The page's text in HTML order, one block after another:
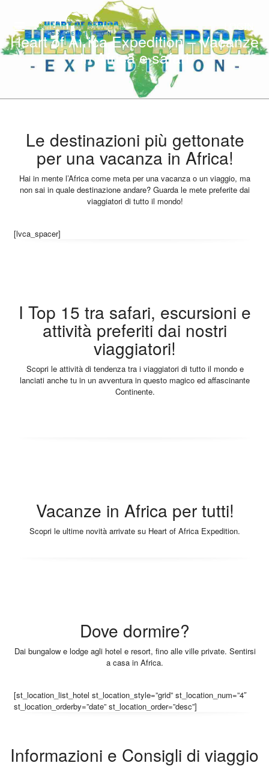
LOGIN
Heart of Africa Expedition – Vacanze
in Africa e safari
Le destinazioni più gettonate
per una vacanza in Africa!
Hai in mente l’Africa come meta per una vacanza o un viaggio, ma
non sai in quale destinazione andare? Guarda le mete preferite dai
viaggiatori di tutto il mondo!
[lvca_spacer]
I Top 15 tra safari, escursioni e
attività preferiti dai nostri
viaggiatori!
Scopri le attività di tendenza tra i viaggiatori di tutto il mondo e
lanciati anche tu in un avventura in questo magico ed affascinante
Continente.
Vacanze in Africa per tutti!
Scopri le ultime novità arrivate su Heart of Africa Expedition.
Dove dormire?
Dai bungalow e lodge agli hotel e resort, fino alle ville private. Sentirsi
a casa in Africa.
[st_location_list_hotel st_location_style=”grid” st_location_num=”4″
st_location_orderby=”date” st_location_order=”desc”]
Informazioni e Consigli di viaggio